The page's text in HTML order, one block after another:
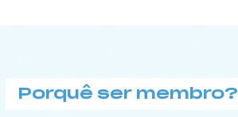
Porquê ser membro?